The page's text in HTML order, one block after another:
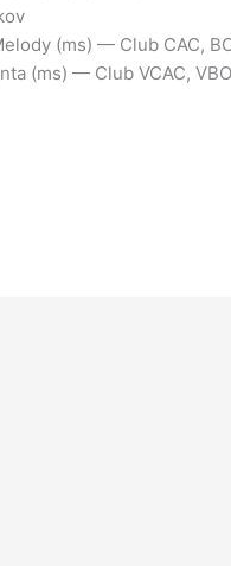
(ms) — Club CAC,
(ms) — Club VCAC,